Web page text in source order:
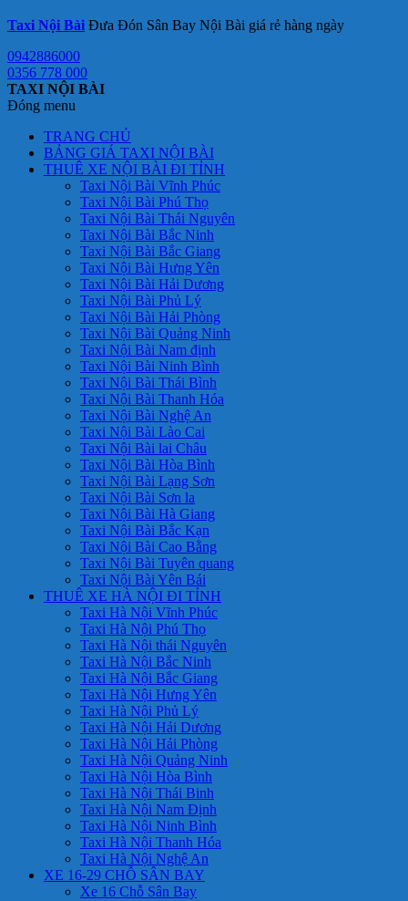
Taxi Nội Bài Đưa Đón Sân Bay Nội Bài giá rẻ hàng ngày
0942886000
0356 778 000
TAXI NỘI BÀI
Đóng menu
TRANG CHỦ
BẢNG GIÁ TAXI NỘI BÀI
THUÊ XE NỘI BÀI ĐI TỈNH
Taxi Nội Bài Vĩnh Phúc
Taxi Nội Bài Phú Thọ
Taxi Nội Bài Thái Nguyên
Taxi Nội Bài Bắc Ninh
Taxi Nội Bài Bắc Giang
Taxi Nội Bài Hưng Yên
Taxi Nội Bài Hải Dương
Taxi Nội Bài Phủ Lý
Taxi Nội Bài Hải Phòng
Taxi Nội Bài Quảng Ninh
Taxi Nội Bài Nam định
Taxi Nội Bài Ninh Bình
Taxi Nội Bài Thái Bình
Taxi Nội Bài Thanh Hóa
Taxi Nội Bài Nghệ An
Taxi Nội Bài Lào Cai
Taxi Nội Bài lai Châu
Taxi Nội Bài Hòa Bình
Taxi Nội Bài Lạng Sơn
Taxi Nội Bài Sơn la
Taxi Nội Bài Hà Giang
Taxi Nội Bài Bắc Kạn
Taxi Nội Bài Cao Bằng
Taxi Nội Bài Tuyên quang
Taxi Nội Bài Yên Bái
THUÊ XE HÀ NỘI ĐI TỈNH
Taxi Hà Nội Vĩnh Phúc
Taxi Hà Nội Phú Thọ
Taxi Hà Nội thái Nguyên
Taxi Hà Nội Bắc Ninh
Taxi Hà Nội Bắc Giang
Taxi Hà Nội Hưng Yên
Taxi Hà Nội Phủ Lý
Taxi Hà Nội Hải Dương
Taxi Hà Nội Hải Phòng
Taxi Hà Nội Quảng Ninh
Taxi Hà Nội Hòa Bình
Taxi Hà Nội Thái Binh
Taxi Hà Nội Nam Định
Taxi Hà Nội Ninh Bình
Taxi Hà Nội Thanh Hóa
Taxi Hà Nội Nghệ An
XE 16-29 CHỖ SÂN BAY
Xe 16 Chỗ Sân Bay